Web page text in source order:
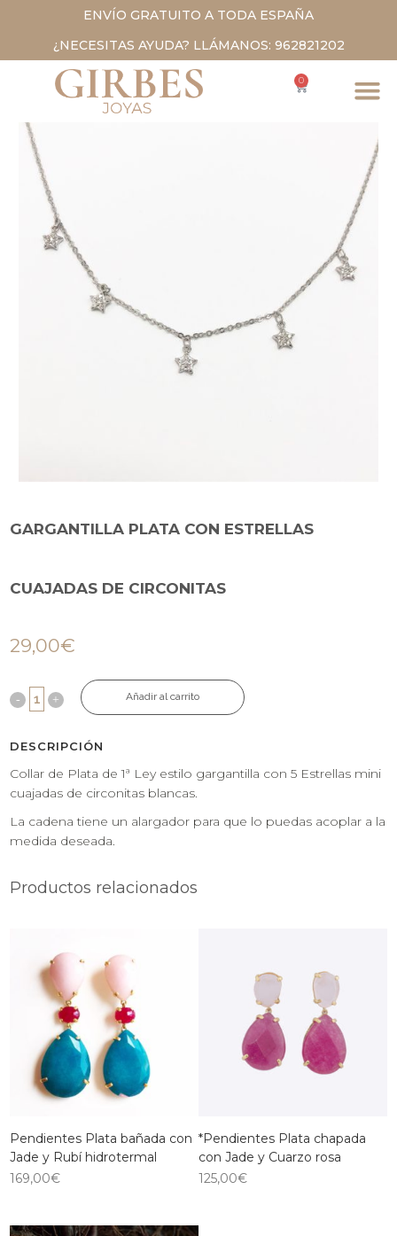
ENVÍO GRATUITO A TODA ESPAÑA
¿NECESITAS AYUDA? LLÁMANOS: 962821202
0
GARGANTILLA PLATA CON ESTRELLAS
CUAJADAS DE CIRCONITAS
29,00€
Añadir al carrito
DESCRIPCIÓN
Collar de Plata de 1ª Ley estilo gargantilla con 5 Estrellas mini
cuajadas de circonitas blancas.
La cadena tiene un alargador para que lo puedas acoplar a la
medida deseada.
Productos relacionados
Pendientes Plata bañada con
Jade y Rubí hidrotermal
169,00€
*Pendientes Plata chapada
con Jade y Cuarzo rosa
125,00€